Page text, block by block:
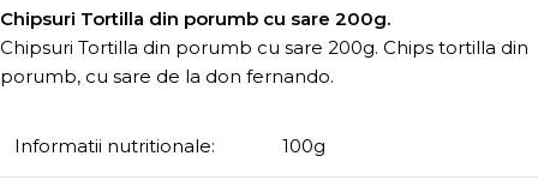
Chipsuri Tortilla din porumb cu sare 200g.
Chipsuri Tortilla din porumb cu sare 200g. Chips tortilla din
porumb, cu sare de la don fernando.
Informatii nutritionale: 100g